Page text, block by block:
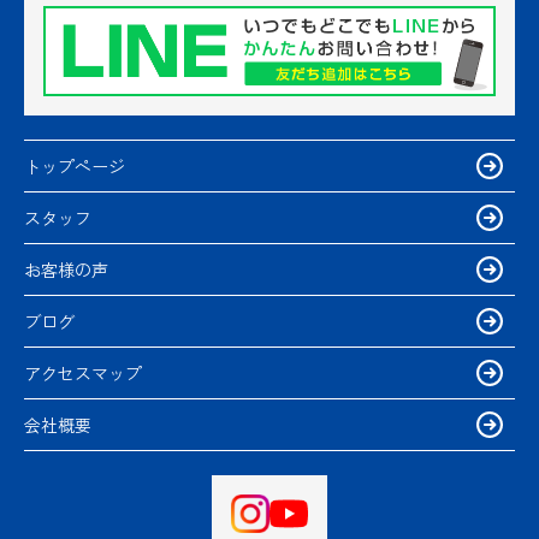
トップページ
スタッフ
お客様の声
ブログ
アクセスマップ
会社概要